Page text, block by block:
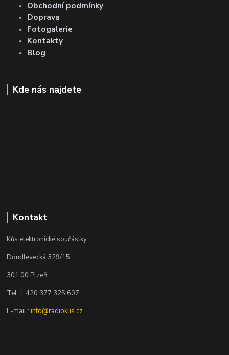
Obchodní podmínky
Doprava
Fotogalerie
Kontakty
Blog
Kde nás najdete
Kontakt
Kůs elektronické součástky
Doudlevecká 329/15
301 00 Plzeň
Tel. + 420 377 325 607
E-mail :info@radiokus.cz